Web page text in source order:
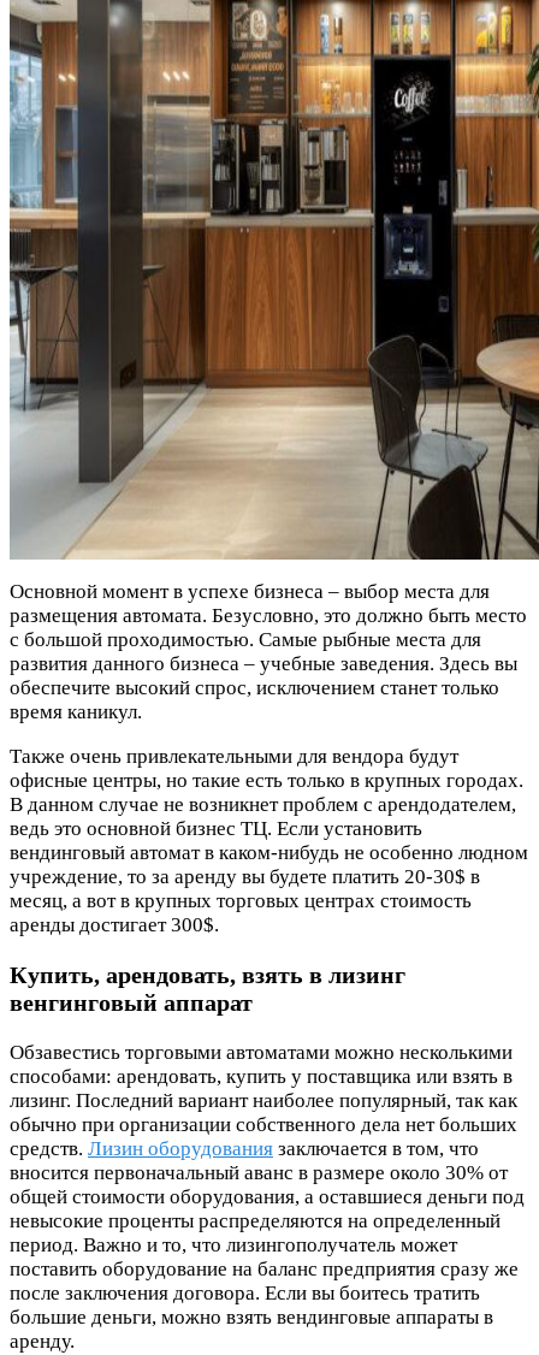
Основной момент в успехе бизнеса – выбор места для
размещения автомата. Безусловно, это должно быть место
с большой проходимостью. Самые рыбные места для
развития данного бизнеса – учебные заведения. Здесь вы
обеспечите высокий спрос, исключением станет только
время каникул.
Также очень привлекательными для вендора будут
офисные центры, но такие есть только в крупных городах.
В данном случае не возникнет проблем с арендодателем,
ведь это основной бизнес ТЦ. Если установить
вендинговый автомат в каком-нибудь не особенно людном
учреждение, то за аренду вы будете платить 20-30$ в
месяц, а вот в крупных торговых центрах стоимость
аренды достигает 300$.
Купить, арендовать, взять в лизинг
венгинговый аппарат
Обзавестись торговыми автоматами можно несколькими
способами: арендовать, купить у поставщика или взять в
лизинг. Последний вариант наиболее популярный, так как
обычно при организации собственного дела нет больших
средств. Лизин оборудования заключается в том, что
вносится первоначальный аванс в размере около 30% от
общей стоимости оборудования, а оставшиеся деньги под
невысокие проценты распределяются на определенный
период. Важно и то, что лизингополучатель может
поставить оборудование на баланс предприятия сразу же
после заключения договора. Если вы боитесь тратить
большие деньги, можно взять вендинговые аппараты в
аренду.